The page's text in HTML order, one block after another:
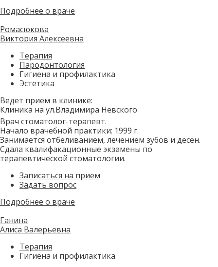
Подробнее о враче
Ромасюкова
Виктория Алексеевна
Терапия
Пародонтология
Гигиена и профилактика
Эстетика
Ведет прием в клинике:
Клиника на ул.Владимира Невского
Врач стоматолог-терапевт.
Начало врачебной практики: 1999 г.
Занимается отбеливанием, лечением зубов и десен.
Сдала квалифакационные экзамены по
терапевтической стоматологии.
Записаться на прием
Задать вопрос
Подробнее о враче
Ганина
Алиса Валерьевна
Терапия
Гигиена и профилактика